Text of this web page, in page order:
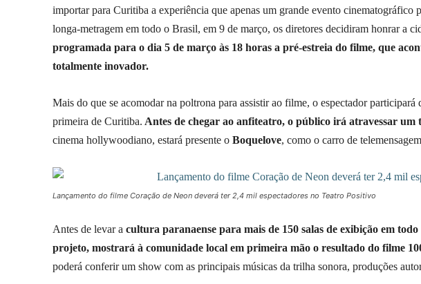
importar para Curitiba a experiência que apenas um grande evento cinematográfico
longa-metragem em todo o Brasil, em 9 de março, os diretores decidiram honrar a
programada para o dia 5 de março às 18 horas a pré-estreia do filme, que
totalmente inovador.
Mais do que se acomodar na poltrona para assistir ao filme, o espectador
primeira de Curitiba. Antes de chegar ao anfiteatro, o público irá atravessar um
cinema hollywoodiano, estará presente o Boquelove, como o carro de
Lançamento do filme Coração de Neon deverá ter 2,4 mil espectadores no Teatro Positivo
Antes de levar a cultura paranaense para mais de 150 salas de exibição em
projeto, mostrará à comunidade local em primeira mão o resultado do filme
poderá conferir um show com as principais músicas da trilha sonora, produções